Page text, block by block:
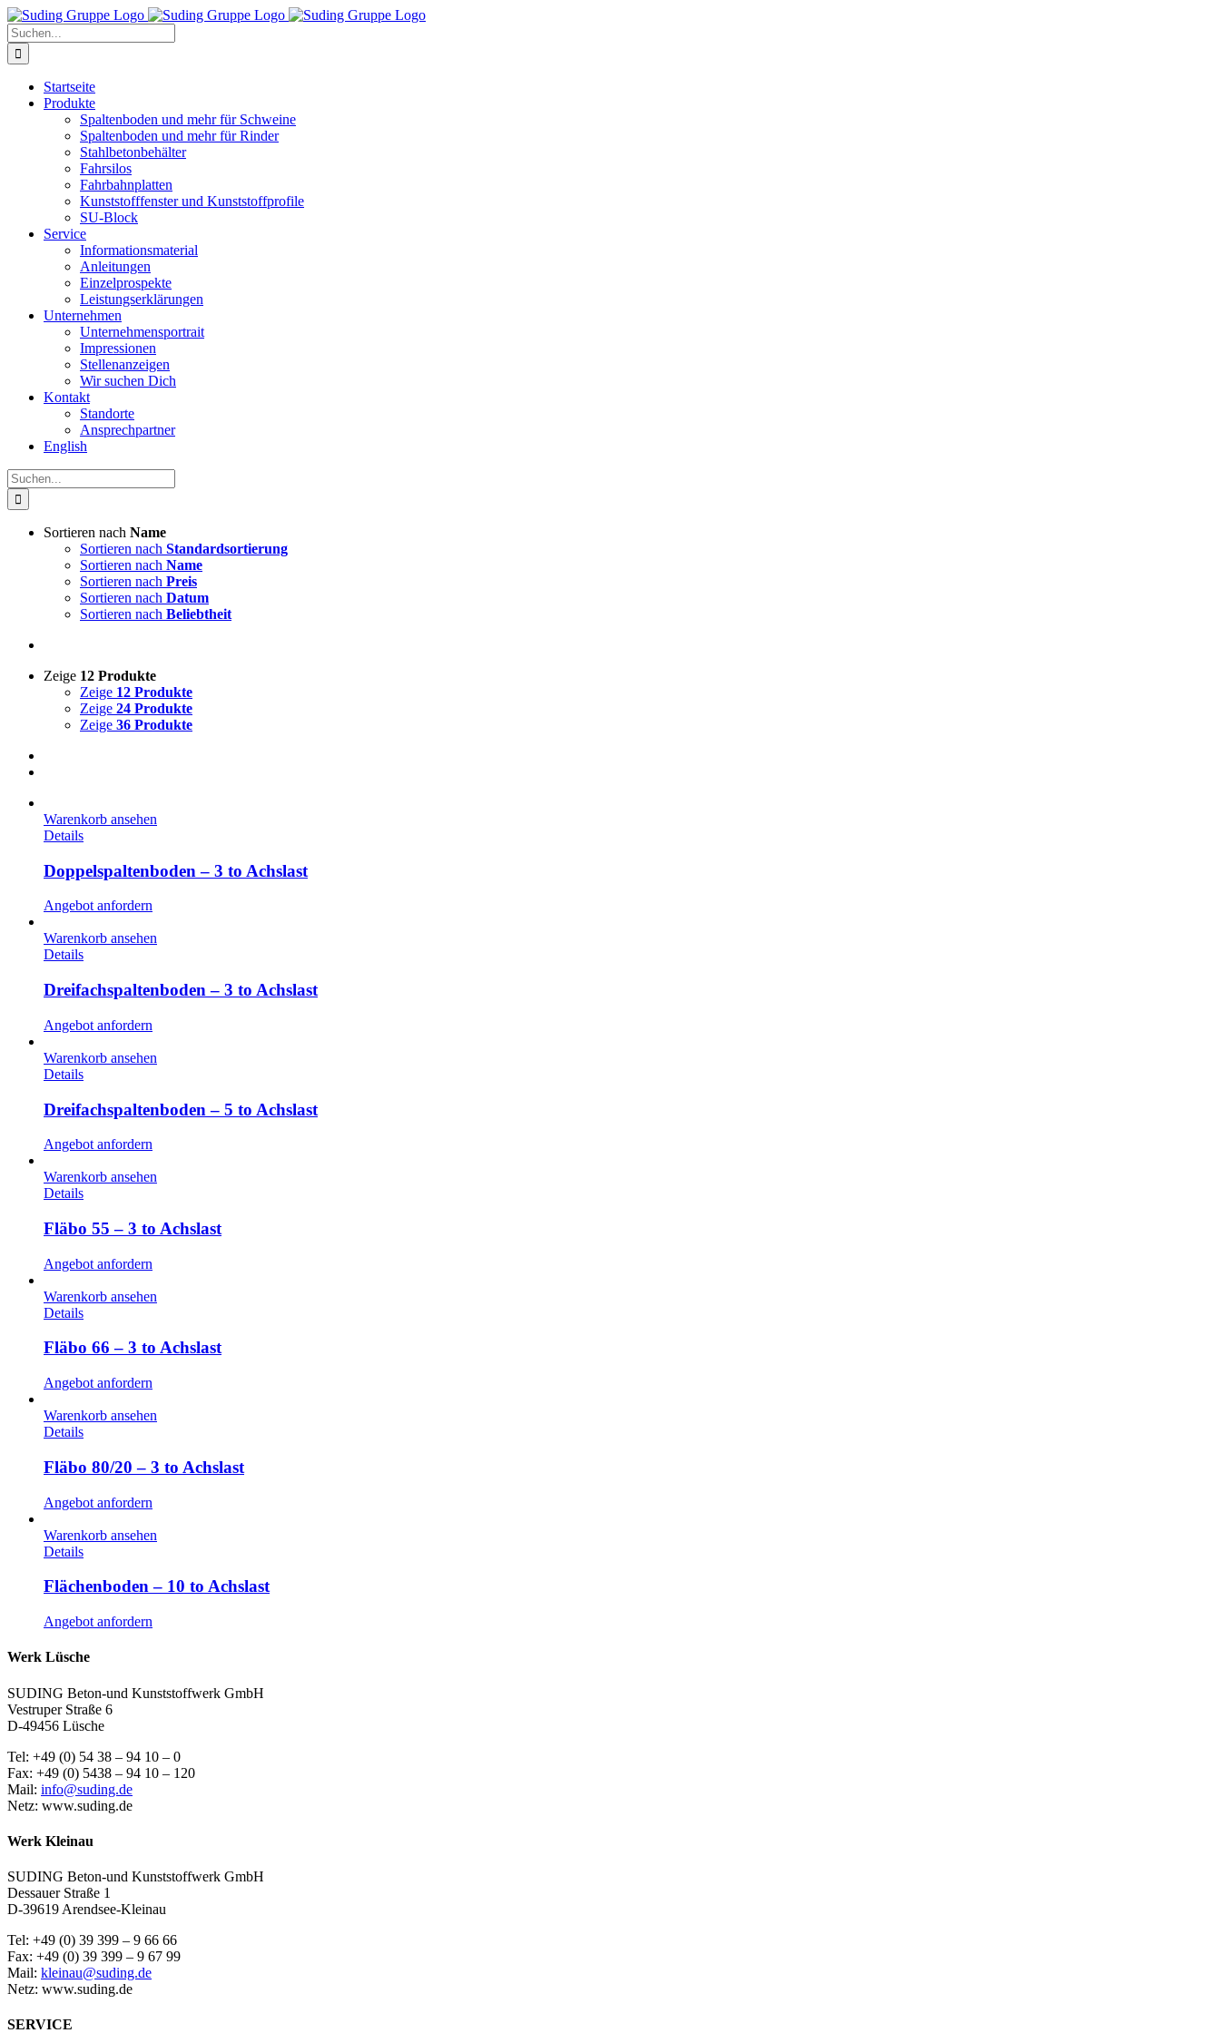
Zum
Inhalt
springen
Suche
nach:
Startseite
Produkte
Spaltenboden und mehr für Schweine
Spaltenboden und mehr für Rinder
Stahlbetonbehälter
Fahrsilos
Fahrbahnplatten
Kunststofffenster und Kunststoffprofile
SU-Block
Service
Informationsmaterial
Anleitungen
Einzelprospekte
Leistungserklärungen
Unternehmen
Unternehmensportrait
Impressionen
Stellenanzeigen
Wir suchen Dich
Kontakt
Standorte
Ansprechpartner
English
Suche
nach:
Sortieren nach Name
Sortieren nach Standardsortierung
Sortieren nach Name
Sortieren nach Preis
Sortieren nach Datum
Sortieren nach Beliebtheit
Zeige 12 Produkte
Zeige 12 Produkte
Zeige 24 Produkte
Zeige 36 Produkte
Warenkorb ansehen
Details
Doppelspaltenboden – 3 to Achslast
Angebot anfordern
Warenkorb ansehen
Details
Dreifachspaltenboden – 3 to Achslast
Angebot anfordern
Warenkorb ansehen
Details
Dreifachspaltenboden – 5 to Achslast
Angebot anfordern
Warenkorb ansehen
Details
Fläbo 55 – 3 to Achslast
Angebot anfordern
Warenkorb ansehen
Details
Fläbo 66 – 3 to Achslast
Angebot anfordern
Warenkorb ansehen
Details
Fläbo 80/20 – 3 to Achslast
Angebot anfordern
Warenkorb ansehen
Details
Flächenboden – 10 to Achslast
Angebot anfordern
Werk Lüsche
SUDING Beton-und Kunststoffwerk GmbH
Vestruper Straße 6
D-49456 Lüsche
Tel: +49 (0) 54 38 – 94 10 – 0
Fax: +49 (0) 5438 – 94 10 – 120
Mail: info@suding.de
Netz: www.suding.de
Werk Kleinau
SUDING Beton-und Kunststoffwerk GmbH
Dessauer Straße 1
D-39619 Arendsee-Kleinau
Tel: +49 (0) 39 399 – 9 66 66
Fax: +49 (0) 39 399 – 9 67 99
Mail: kleinau@suding.de
Netz: www.suding.de
SERVICE